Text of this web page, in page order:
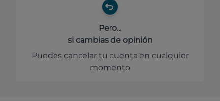
Pero...
si cambias de opinión
Puedes cancelar tu cuenta en cualquier
momento